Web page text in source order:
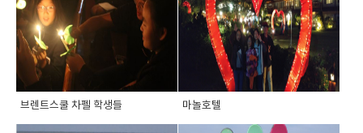
브렌트스쿨 차펠 학생들 마놀호텔